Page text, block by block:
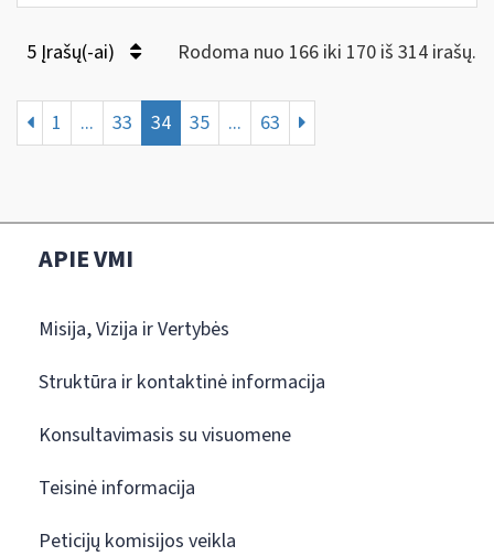
5 Įrašų(-ai) Rodoma nuo 166 iki 170 iš 314 irašų.
1 ... 33 34 35 ... 63
APIE VMI
Misija, Vizija ir Vertybės
Struktūra ir kontaktinė informacija
Konsultavimasis su visuomene
Teisinė informacija
Peticijų komisijos veikla